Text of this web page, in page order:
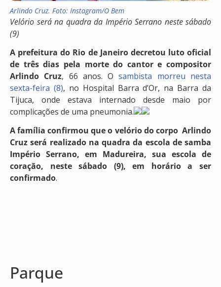
Arlindo Cruz. Foto: Instagram/O Bem
Velório será na quadra da Império Serrano neste sábado
(9)
A prefeitura do Rio de Janeiro decretou luto oficial
de três dias pela morte do cantor e compositor
Arlindo Cruz, 66 anos. Osambista morreu nesta
sexta-feira (8), no Hospital Barra d’Or, na Barra da
Tijuca, onde estava internado desde maio por
complicações de uma pneumonia.
A família confirmou que o velório do corpo Arlindo
Cruz será realizado na quadra da escola de samba
Império Serrano, em Madureira, sua escola de
coração, neste sábado (9), em horário a ser
confirmado.
Parque